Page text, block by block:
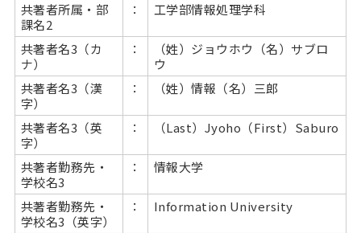
共著者所属・部
課名2
： 工学部情報処理学科
共著者名3（カ
ナ）
：
（姓）ジョウホウ（名）サブロ
ウ
共著者名3（漢
字）
： （姓）情報（名）三郎
共著者名3（英
字）
： （Last）Jyoho（First）Saburo
共著者勤務先・
学校名3
： 情報大学
共著者勤務先・
学校名3（英字）
： Information University